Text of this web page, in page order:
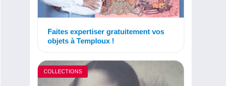
Faites expertiser gratuitement vos
objets à Temploux !
COLLECTIONS